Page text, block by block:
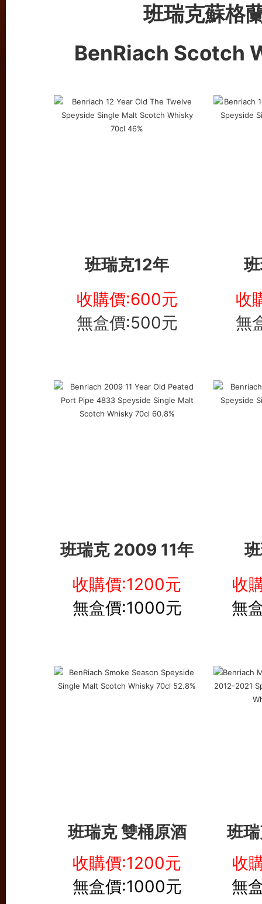
班瑞克蘇格
BenRiach Scotch
班瑞克12年
收購價:600元
無盒價:500元
收
無
班瑞克 2009 11年
收購價:1200元
無盒價:1000元
收
無
班瑞克 雙桶原酒
班
收購價:1200元
無盒價:1000元
收
無